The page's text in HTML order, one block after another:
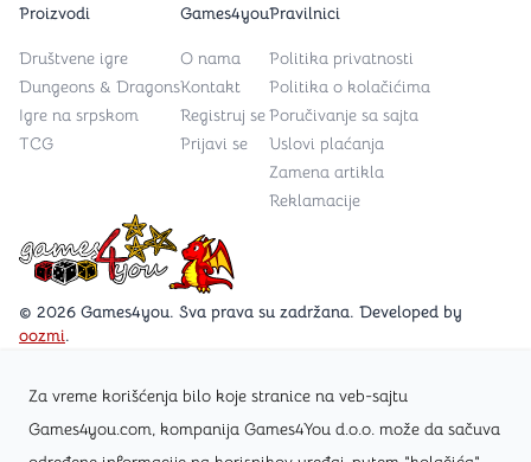
Za vreme korišćenja bilo koje stranice na veb-sajtu
Games4you.com, kompanija Games4You d.o.o. može da sačuva
Games4you logo
© 2026 Games4you. Sva prava su zadržana. Developed by
oozmi.
Posetite Facebook stranicu /Games4you.rs
Proizvodi
Društvene igre
Dungeons & Dragons
Igre na srpskom
TCG
Games4you
O nama
Kontakt
Registruj se
Prijavi se
Pravilnici
Politika privatnosti
Politika o kolačićima
Poručivanje sa sajta
Uslovi plaćanja
Zamena artikla
Reklamacije